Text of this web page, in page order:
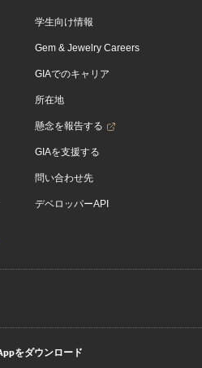
学生向け情報
Gem & Jewelry Careers
GIAでのキャリア
所在地
懸念を報告する
GIAを支援する
問い合わせ先
デベロッパーAPI
をダウンロード